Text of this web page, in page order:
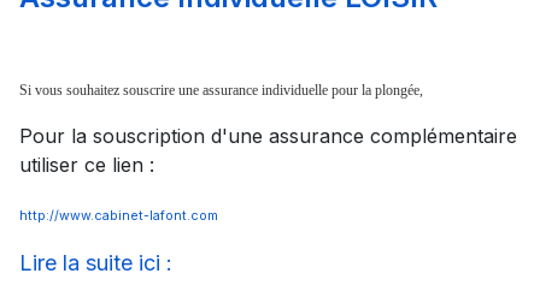
Si vous souhaitez souscrire une assurance individuelle pour la plongée,
Pour la souscription d'une assurance complémentaire
utiliser ce lien :
http://www.cabinet-lafont.com
Lire la suite ici :